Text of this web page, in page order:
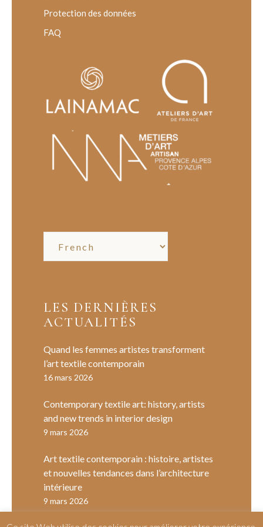
Protection des données
FAQ
LES DERNIÈRES
ACTUALITÉS
Quand les femmes artistes transforment
l’art textile contemporain
16 mars 2026
Contemporary textile art: history, artists
and new trends in interior design
9 mars 2026
Art textile contemporain : histoire, artistes
et nouvelles tendances dans l’architecture
intérieure
9 mars 2026